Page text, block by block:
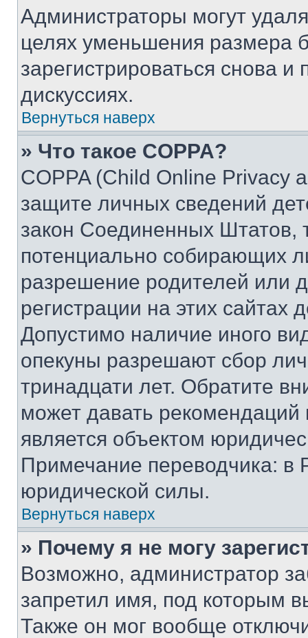
Администраторы могут
целях уменьшения размера
зарегистрироваться снова и
дискуссиях.
Вернуться наверх
» Что такое COPPA?
COPPA (Child Online Privacy
защите личных сведений
закон Соединенных Штатов,
потенциально собирающих
разрешение родителей или
регистрации на этих сайтах
Допустимо наличие иного
опекуны разрешают сбор
тринадцати лет. Обратите
может давать
является объектом
Примечание переводчика: в
юридической силы.
Вернуться наверх
» Почему я не могу
Возможно, администратор
запретил имя, под которым
Также он мог вообще